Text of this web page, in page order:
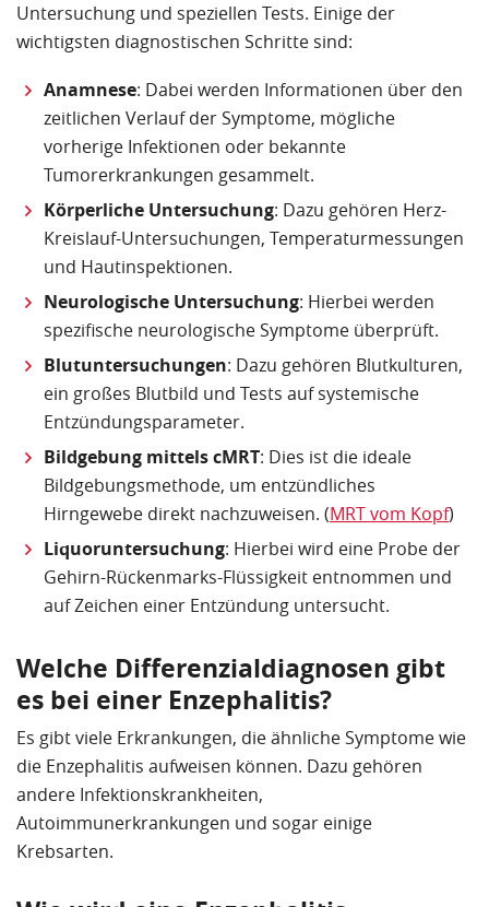
Untersuchung und speziellen Tests. Einige der
wichtigsten diagnostischen Schritte sind:
Anamnese: Dabei werden Informationen über den
zeitlichen Verlauf der Symptome, mögliche
vorherige Infektionen oder bekannte
Tumorerkrankungen gesammelt.
Körperliche Untersuchung: Dazu gehören Herz-
Kreislauf-Untersuchungen, Temperaturmessungen
und Hautinspektionen.
Neurologische Untersuchung: Hierbei werden
spezifische neurologische Symptome überprüft.
Blutuntersuchungen: Dazu gehören Blutkulturen,
ein großes Blutbild und Tests auf systemische
Entzündungsparameter.
Bildgebung mittels cMRT: Dies ist die ideale
Bildgebungsmethode, um entzündliches
Hirngewebe direkt nachzuweisen. (MRT vom Kopf)
Liquoruntersuchung: Hierbei wird eine Probe der
Gehirn-Rückenmarks-Flüssigkeit entnommen und
auf Zeichen einer Entzündung untersucht.
Welche Differenzialdiagnosen gibt
es bei einer Enzephalitis?
Es gibt viele Erkrankungen, die ähnliche Symptome wie
die Enzephalitis aufweisen können. Dazu gehören
andere Infektionskrankheiten,
Autoimmunerkrankungen und sogar einige
Krebsarten.